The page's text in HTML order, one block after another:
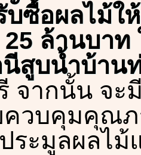
บซื้อผลไม้ใ
ล้านบาท
สูบน้ำบ้าน
จากนั้น จะ
วบคุมคุณภ
ระมูลผลไ